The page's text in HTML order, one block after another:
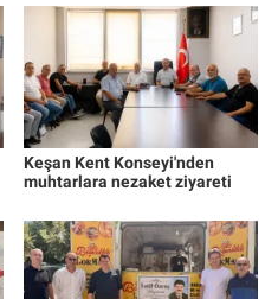
Keşan Kent Konseyi'nden
muhtarlara nezaket ziyareti